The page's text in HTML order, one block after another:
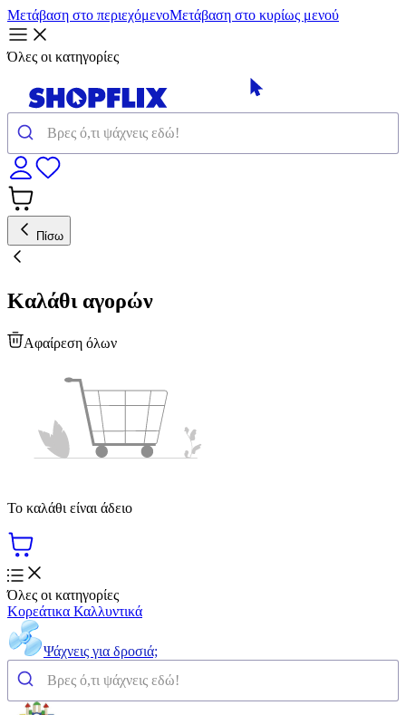
Μετάβαση στο περιεχόμενοΜετάβαση στο κυρίως μενού
Όλες οι κατηγορίες
Πίσω
Καλάθι αγορών
Αφαίρεση όλων
Το καλάθι είναι άδειο
Όλες οι κατηγορίες
Κορεάτικα Καλλυντικά
Ψάχνεις για δροσιά;